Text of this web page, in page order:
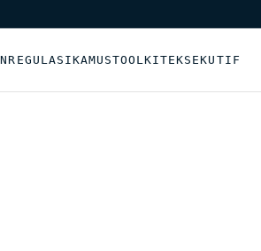
REGULASIKAMUSTOOLKITEKSEKUTIF